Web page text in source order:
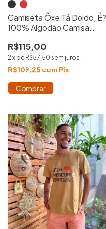
Camiseta Ôxe Tá Doido, É?
100% Algodão Camisa
R$115,00
2x de R$57,50 sem juros
R$109,25 com Pix
Comprar